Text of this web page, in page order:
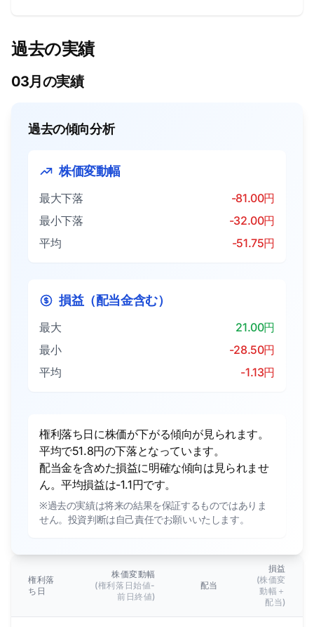
過去の実績
03月の実績
過去の傾向分析
株価変動幅
最大下落
-81.00円
最小下落
-32.00円
平均
-51.75円
損益（配当金含む）
最大
21.00円
最小
-28.50円
平均
-1.13円
権利落ち日に株価が下がる傾向が見られます。
平均で51.8円の下落となっています。
配当金を含めた損益に明確な傾向は見られませ
ん。平均損益は-1.1円です。
※過去の実績は将来の結果を保証するものではありま
せん。投資判断は自己責任でお願いいたします。
権利落
ち日
株価変動幅
(権利落日始値-
前日終値)
配当
損益
(株価変
動幅＋
配当)